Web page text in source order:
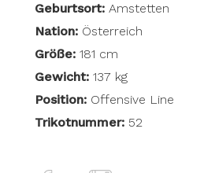
Geburtsort: Amstetten
Nation: Österreich
Größe:181 cm
Gewicht:137 kg
Position: Offensive Line
Trikotnummer: 52